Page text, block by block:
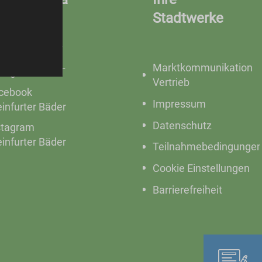
SWST
SWST
Bäder
Bäder
Stadtwerke
Marktkommunikation
Vertrieb
Impressum
Datenschutz
Teilnahmebedingungen
Cookie Einstellungen
Barrierefreiheit